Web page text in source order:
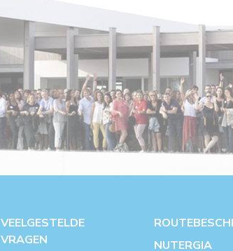
VEELGESTELDE
VRAGEN
NUTERGIA